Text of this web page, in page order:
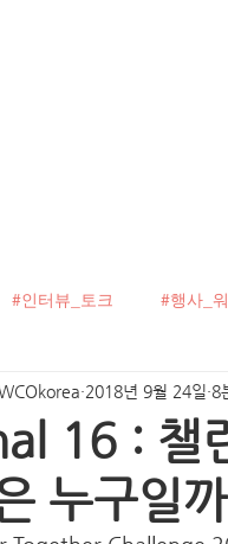
#인터뷰_토크 #행사_
#컬처디자이너발굴캠페인
16 : 챌
누구일
2018년 9월 24일 8